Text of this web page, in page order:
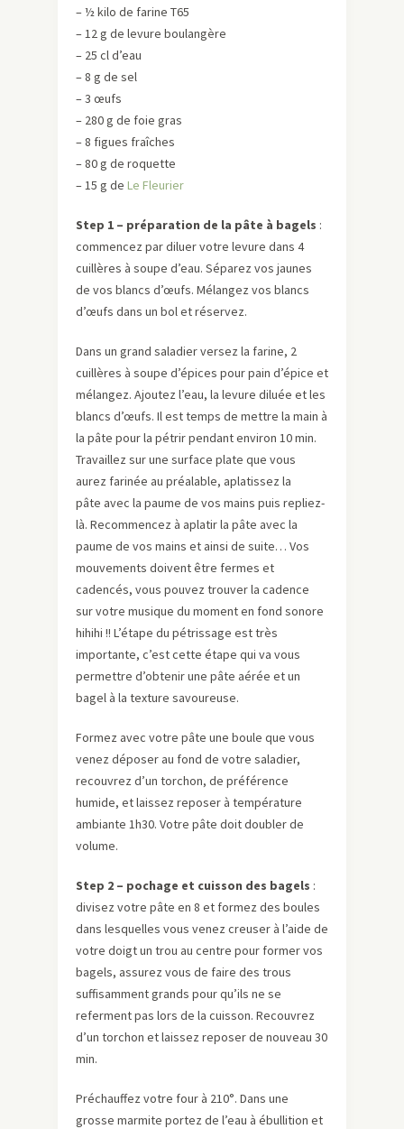
– ½ kilo de farine T65
– 12 g de levure boulangère
– 25 cl d’eau
– 8 g de sel
– 3 œufs
– 280 g de foie gras
– 8 figues fraîches
– 80 g de roquette
– 15 g de Le Fleurier
Step 1 – préparation de la pâte à bagels :
commencez par diluer votre levure dans 4
cuillères à soupe d’eau. Séparez vos jaunes
de vos blancs d’œufs. Mélangez vos blancs
d’œufs dans un bol et réservez.
Dans un grand saladier versez la farine, 2
cuillères à soupe d’épices pour pain d’épice et
mélangez. Ajoutez l’eau, la levure diluée et les
blancs d’œufs. Il est temps de mettre la main à
la pâte pour la pétrir pendant environ 10 min.
Travaillez sur une surface plate que vous
aurez farinée au préalable, aplatissez la
pâte avec la paume de vos mains puis repliez-
là. Recommencez à aplatir la pâte avec la
paume de vos mains et ainsi de suite… Vos
mouvements doivent être fermes et
cadencés, vous pouvez trouver la cadence
sur votre musique du moment en fond sonore
hihihi !! L’étape du pétrissage est très
importante, c’est cette étape qui va vous
permettre d’obtenir une pâte aérée et un
bagel à la texture savoureuse.
Formez avec votre pâte une boule que vous
venez déposer au fond de votre saladier,
recouvrez d’un torchon, de préférence
humide, et laissez reposer à température
ambiante 1h30. Votre pâte doit doubler de
volume.
Step 2 – pochage et cuisson des bagels :
divisez votre pâte en 8 et formez des boules
dans lesquelles vous venez creuser à l’aide de
votre doigt un trou au centre pour former vos
bagels, assurez vous de faire des trous
suffisamment grands pour qu’ils ne se
referment pas lors de la cuisson. Recouvrez
d’un torchon et laissez reposer de nouveau 30
min.
Préchauffez votre four à 210°. Dans une
grosse marmite portez de l’eau à ébullition et